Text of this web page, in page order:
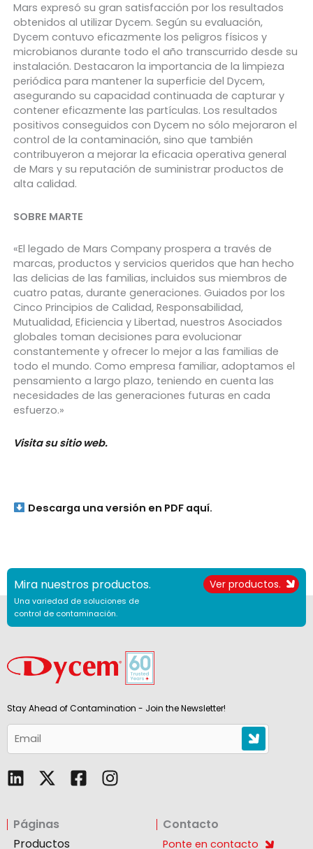
Mars expresó su gran satisfacción por los resultados
obtenidos al utilizar Dycem. Según su evaluación,
Dycem contuvo eficazmente los peligros físicos y
microbianos durante todo el año transcurrido desde su
instalación. Destacaron la importancia de la limpieza
periódica para mantener la superficie del Dycem,
asegurando su capacidad continuada de capturar y
contener eficazmente las partículas. Los resultados
positivos conseguidos con Dycem no sólo mejoraron el
control de la contaminación, sino que también
contribuyeron a mejorar la eficacia operativa general
de Mars y su reputación de suministrar productos de
alta calidad.
SOBRE MARTE
«El legado de Mars Company prospera a través de
marcas, productos y servicios queridos que han hecho
las delicias de las familias, incluidos sus miembros de
cuatro patas, durante generaciones. Guiados por los
Cinco Principios de Calidad, Responsabilidad,
Mutualidad, Eficiencia y Libertad, nuestros Asociados
globales toman decisiones para evolucionar
constantemente y ofrecer lo mejor a las familias de
todo el mundo. Como empresa familiar, adoptamos el
pensamiento a largo plazo, teniendo en cuenta las
necesidades de las generaciones futuras en cada
esfuerzo.»
Visita su sitio web.
Descarga una versión en PDF aquí.
Mira nuestros productos.
Una variedad de soluciones de
control de contaminación.
Ver productos.
Stay Ahead of Contamination - Join the Newsletter!
L
n
k
F I
Páginas
Productos
Contacto
Ponte en contacto